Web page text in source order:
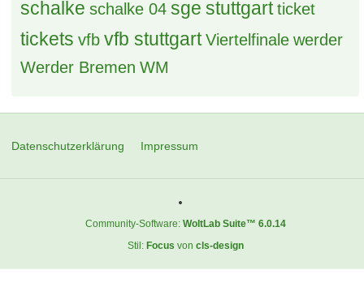
schalke schalke 04 sge stuttgart ticket
tickets vfb vfb stuttgart Viertelfinale werder
Werder Bremen WM
Datenschutzerklärung Impressum
Community-Software: WoltLab Suite™ 6.0.14
Stil: Focus von cls-design